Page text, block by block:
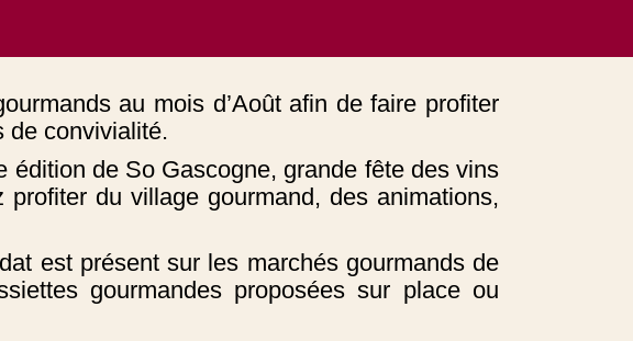
au mois d’Août afin de faire profiter
de convivialité.
de So Gascogne, grande fête des vins
du village gourmand, des animations,
est présent sur les marchés gourmands de
gourmandes proposées sur place ou